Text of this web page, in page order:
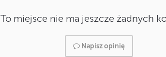
To miejsce nie ma jeszcze żadnych
Napisz opinię